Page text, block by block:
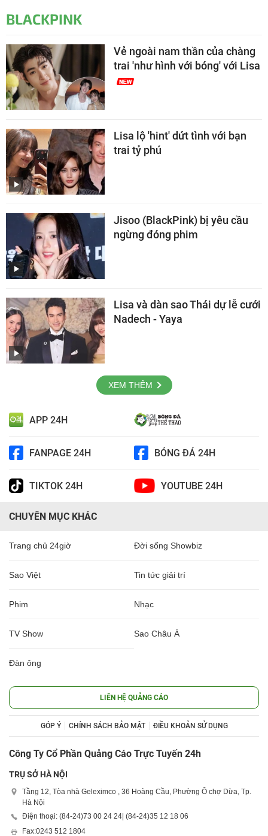
BLACKPINK
Vẻ ngoài nam thần của chàng
trai 'như hình với bóng' với Lisa
Lisa lộ 'hint' dứt tình với bạn
trai tỷ phú
Jisoo (BlackPink) bị yêu cầu
ngừng đóng phim
Lisa và dàn sao Thái dự lễ cưới
Nadech - Yaya
XEM THÊM
APP 24H
FANPAGE 24H BÓNG ĐÁ 24H
TIKTOK 24H YOUTUBE 24H
CHUYÊN MỤC KHÁC
Trang chủ 24giờ Đời sống Showbiz
Sao Việt Tin tức giải trí
Phim Nhạc
TV Show Sao Châu Á
Đàn ông
LIÊN HỆ QUẢNG CÁO
GÓP Ý CHÍNH SÁCH BẢO MẬT ĐIỀU KHOẢN SỬ DỤNG
Công Ty Cổ Phần Quảng Cáo Trực Tuyến 24h
TRỤ SỞ HÀ NỘI
Tầng 12, Tòa nhà Geleximco , 36 Hoàng Cầu, Phường Ô chợ Dừa, Tp.
Hà Nội
Điện thoại: (84-24)73 00 24 24 | (84-24)35 12 18 06
Fax:0243 512 1804